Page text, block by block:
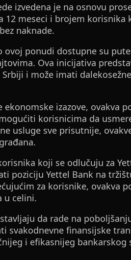
izvedena je na osnovu
12 meseci i brojem
naknade.
ovoj ponudi dostupne su
Ova inicijativa
i može imati
ekonomske izazove, ovakva
korisnicima da
usluge sve prisutnije,
koji se odlučuju za
poziciju Yettel Bank na
za korisnike, ovakva
u celini.
da rade na
svakodnevne finansijske
i efikasnijeg